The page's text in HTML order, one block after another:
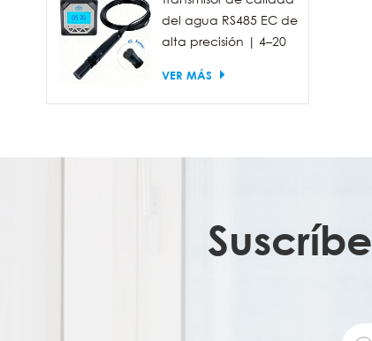
del agua RS485 EC de
alta precisión | 4–20
VER MÁS